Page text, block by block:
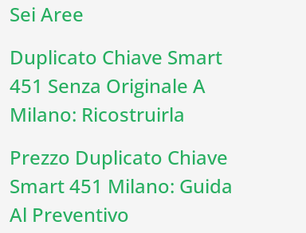
Sei Aree
Duplicato Chiave Smart
451 Senza Originale A
Milano: Ricostruirla
Prezzo Duplicato Chiave
Smart 451 Milano: Guida
Al Preventivo